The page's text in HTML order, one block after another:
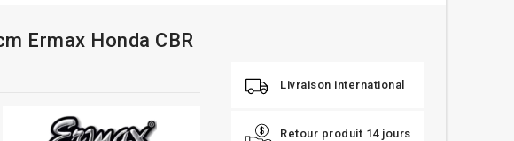
Ermax Honda CBR
Livraison international
Retour produit 14 jours